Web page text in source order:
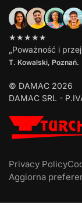
★★★★★
„Poważność i
T. Kowalski, Poznań.
© DAMAC 2026
DAMAC SRL -
Privacy Policy
Aggiorna